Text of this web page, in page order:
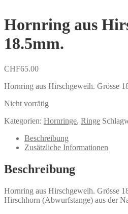
Hornring aus
18.5mm.
CHF65.00
Hornring aus Hirschgeweih. Grösse
Nicht vorrätig
Kategorien: Hornringe, Ringe
Beschreibung
Zusätzliche Informationen
Beschreibung
Hornring aus Hirschgeweih. Grösse
Hirschhorn (Abwurfstange) aus der